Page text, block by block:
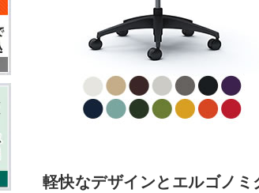
軽快なデザインとエルゴノ